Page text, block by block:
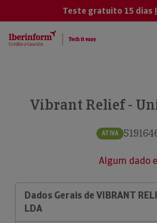
Teste gratuito 15 dias
Vibrant Relief -
ATIVA
Algum dado
Dados Gerais de VIBRANT
LDA